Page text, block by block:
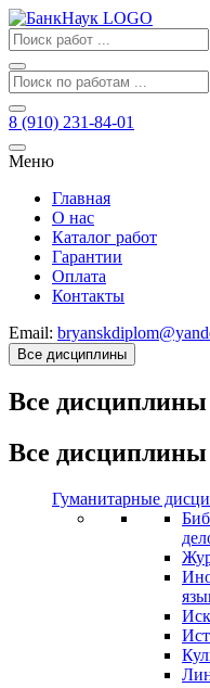
8 (910) 231-84-01
Меню
Главная
О нас
Каталог работ
Гарантии
Оплата
Контакты
Email:
Все дисциплины
Все дисциплины
Все дисциплины
Гуманитарные